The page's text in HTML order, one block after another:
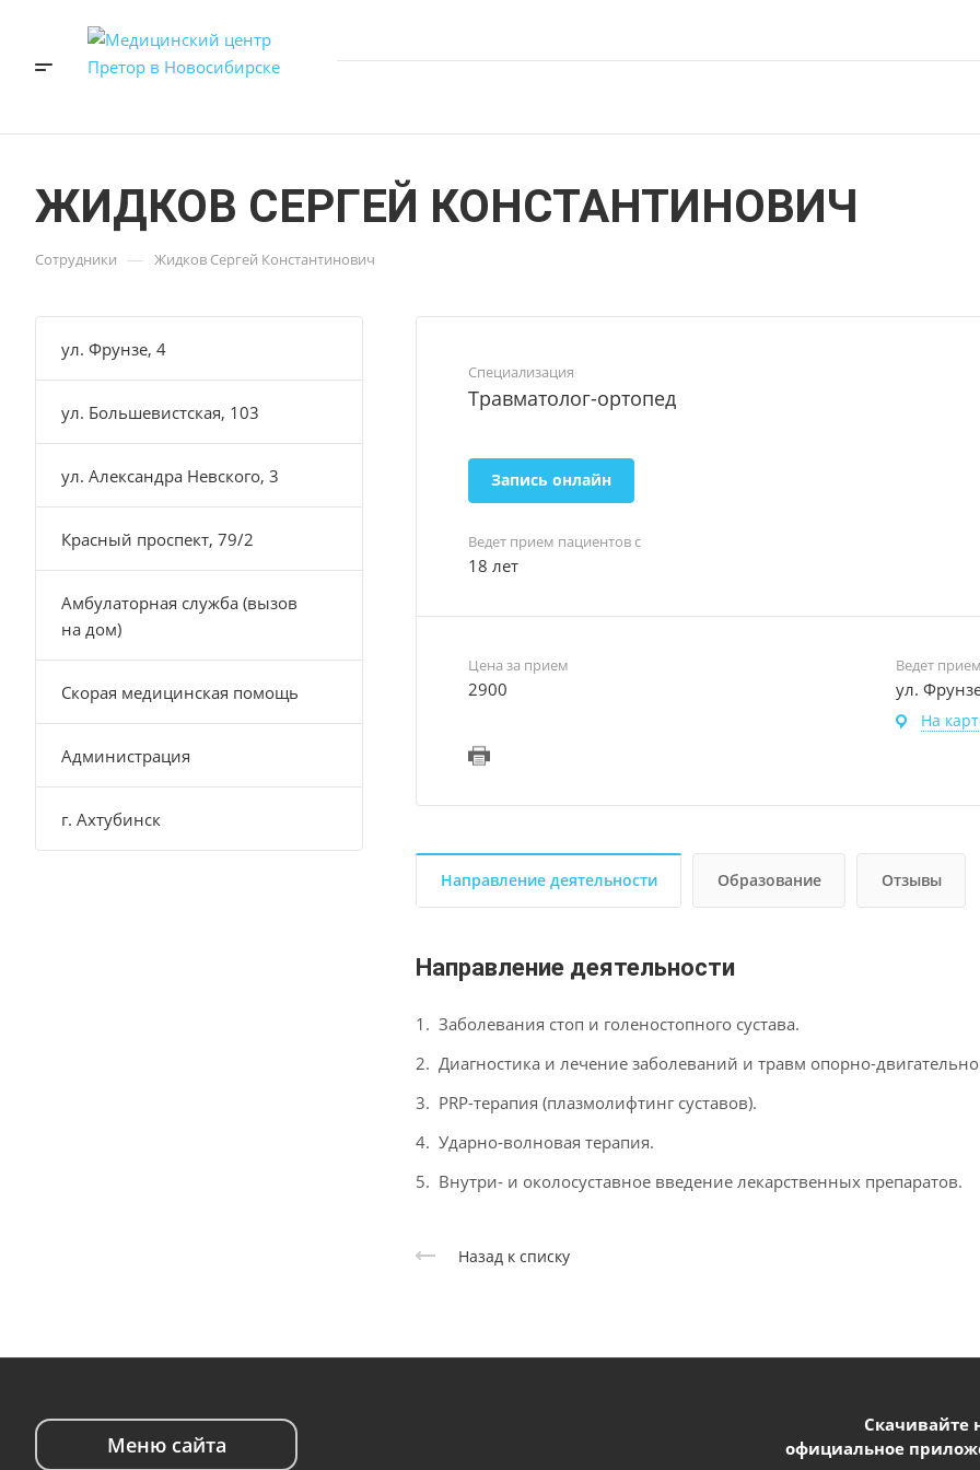
ЖИДКОВ СЕРГЕЙ КОНСТАНТИНОВИЧ
Сотрудники — Жидков Сергей Константинович
Специализация
Травматолог-ортопед
Запись онлайн
Ведет прием пациентов с
18 лет
Цена за прием
2900
Ведет прием
ул.
На
Направление деятельности Образование Отзывы
Направление деятельности
Заболевания стоп и голеностопного сустава.
Диагностика и лечение заболеваний и травм опорно-
PRP-терапия (плазмолифтинг суставов).
Ударно-волновая терапия.
Внутри- и околосуставное введение лекарственных препаратов.
Назад к списку
ул. Фрунзе, 4
ул. Большевистская, 103
ул. Александра Невского, 3
Красный проспект, 79/2
Амбулаторная служба (вызов
на дом)
Скорая медицинская помощь
Администрация
г. Ахтубинск
Меню сайта
Скачивайте
официальное